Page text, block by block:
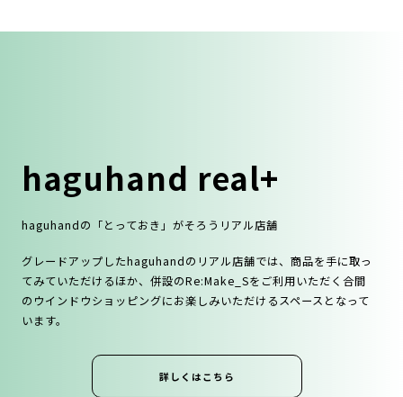
haguhand real+
haguhandの「とっておき」がそろうリアル店舗
グレードアップしたhaguhandのリアル店舗では、商品を⼿に取っ
てみていただけるほか、併設のRe:Make_Sをご利⽤いただく合間
のウインドウショッピングにお楽しみいただけるスペースとなって
います。
詳しくはこちら